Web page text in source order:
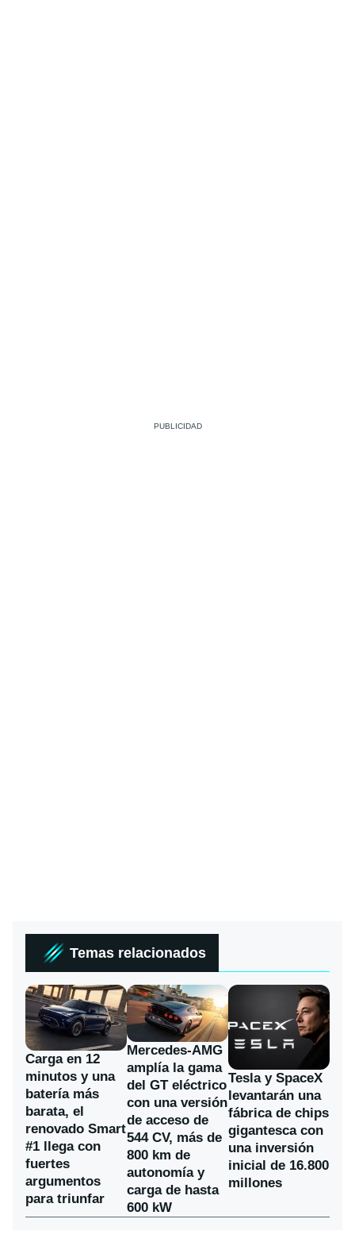
Temas relacionados
Carga en 12
minutos y una
batería más
barata, el
renovado Smart
#1 llega con
fuertes
argumentos
para triunfar
Mercedes-AMG
amplía la gama
del GT eléctrico
con una versión
de acceso de
544 CV, más de
800 km de
autonomía y
carga de hasta
600 kW
Tesla y SpaceX
levantarán una
fábrica de chips
gigantesca con
una inversión
inicial de 16.800
millones